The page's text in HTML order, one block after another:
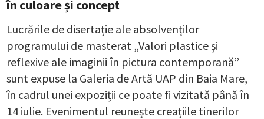
în culoare și concept
Lucrările de disertație ale absolvenților
programului de masterat „Valori plastice și
reflexive ale imaginii în pictura contemporană”
sunt expuse la Galeria de Artă UAP din Baia Mare,
în cadrul unei expoziții ce poate fi vizitată până în
14 iulie. Evenimentul reunește creațiile tinerilor